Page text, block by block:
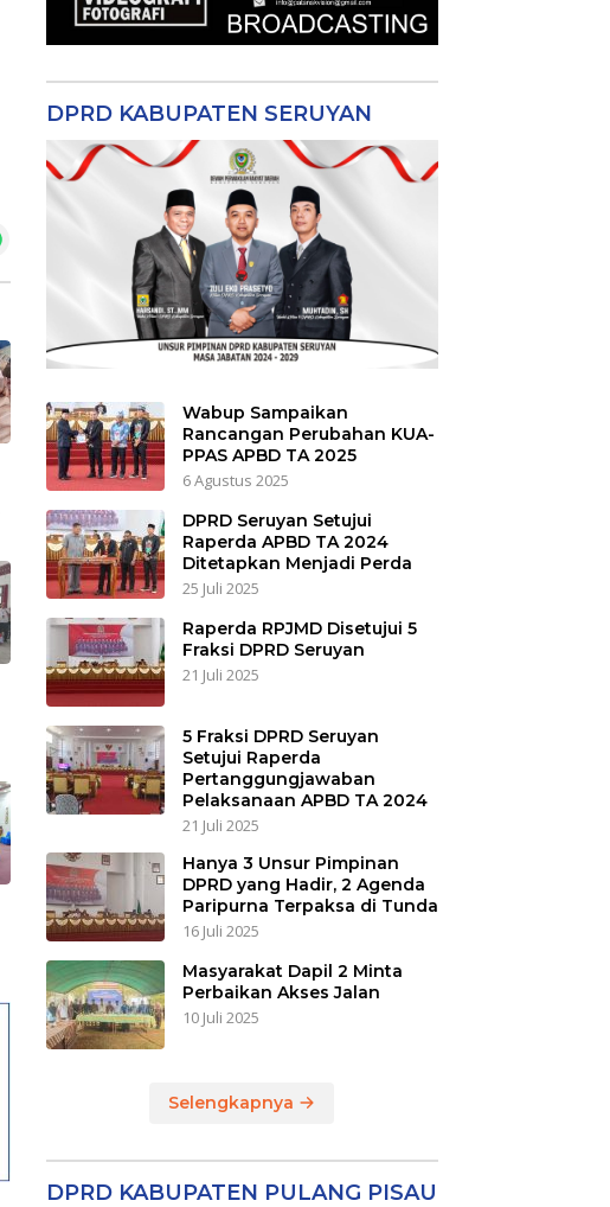
DPRD KABUPATEN SERUYAN
Wabup Sampaikan
Rancangan Perubahan KUA-
PPAS APBD TA 2025
6 Agustus 2025
DPRD Seruyan Setujui
Raperda APBD TA 2024
Ditetapkan Menjadi Perda
25 Juli 2025
Raperda RPJMD Disetujui 5
Fraksi DPRD Seruyan
21 Juli 2025
5 Fraksi DPRD Seruyan
Setujui Raperda
Pertanggungjawaban
Pelaksanaan APBD TA 2024
21 Juli 2025
Hanya 3 Unsur Pimpinan
DPRD yang Hadir, 2 Agenda
Paripurna Terpaksa di Tunda
16 Juli 2025
Masyarakat Dapil 2 Minta
Perbaikan Akses Jalan
10 Juli 2025
Selengkapnya
DPRD KABUPATEN PULANG PISAU